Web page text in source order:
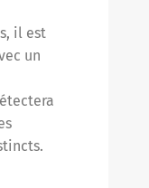
il est
un